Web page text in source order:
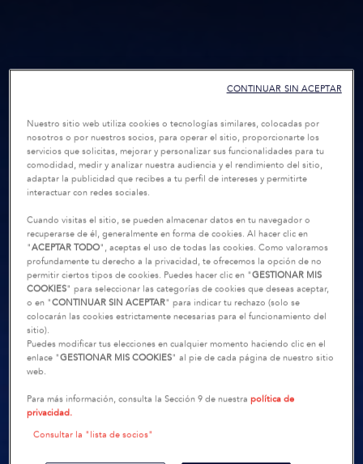
Nuestro sitio web utiliza cookies o tecnologías similares, colocadas por
nosotros o por nuestros socios, para operar el sitio, proporcionarte los
servicios que solicitas, mejorar y personalizar sus funcionalidades para tu
comodidad, medir y analizar nuestra audiencia y el rendimiento del sitio,
adaptar la publicidad que recibes a tu perfil de intereses y permitirte
interactuar con redes sociales.
Cuando visitas el sitio, se pueden almacenar datos en tu navegador o
recuperarse de él, generalmente en forma de cookies. Al hacer clic en
"ACEPTAR TODO", aceptas el uso de todas las cookies. Como valoramos
profundamente tu derecho a la privacidad, te ofrecemos la opción de no
permitir ciertos tipos de cookies. Puedes hacer clic en "GESTIONAR MIS
COOKIES" para seleccionar las categorías de cookies que deseas aceptar,
o en "CONTINUAR SIN ACEPTAR" para indicar tu rechazo (solo se
colocarán las cookies estrictamente necesarias para el funcionamiento del
sitio).
Puedes modificar tus elecciones en cualquier momento haciendo clic en el
enlace "GESTIONAR MIS COOKIES" al pie de cada página de nuestro sitio
web.
Para más información, consulta la Sección 9 de nuestrapolítica de
privacidad.
Consultar la "lista de socios"
CONTINUAR SIN ACEPTAR